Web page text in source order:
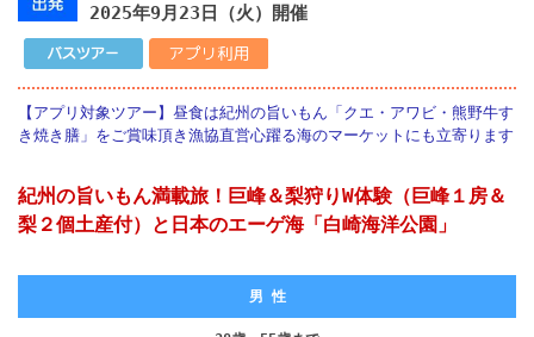
2025年9月23日（火）開催
【アプリ対象ツアー】昼食は紀州の旨いもん「クエ・アワビ・熊野牛す
き焼き膳」をご賞味頂き漁協直営心躍る海のマーケットにも立寄ります
紀州の旨いもん満載旅！巨峰＆梨狩りW体験（巨峰１房＆
梨２個土産付）と日本のエーゲ海「白崎海洋公園」
男 性